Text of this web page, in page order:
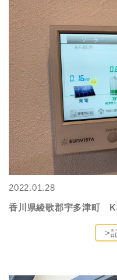
2022.01.28
香川県綾歌郡宇多津町
>